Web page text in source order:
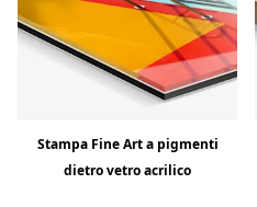
Stampa Fine Art a pigmenti
dietro vetro acrilico